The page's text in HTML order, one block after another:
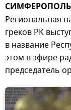
Региональная
греков РК
в название
этом в эфире
председатель